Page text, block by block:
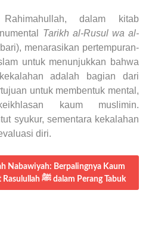
dalam kitab
Tarikh al-Rusul wa al-
menarasikan pertempuran-
untuk menunjukkan bahwa
adalah bagian dari
untuk membentuk mental,
kaum muslimin.
syukur, sementara kekalahan
diri.
Nabawiyah: Berpalingnya Kaum
Munafik dari Syari'at Rasulullah ﷺ dalam Perang Tabuk